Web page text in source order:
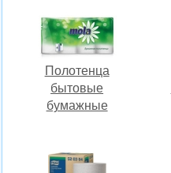
Полотенца
бытовые
бумажные